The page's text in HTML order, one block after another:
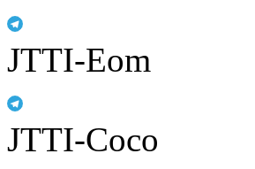
JTTI-Eom
JTTI-Coco